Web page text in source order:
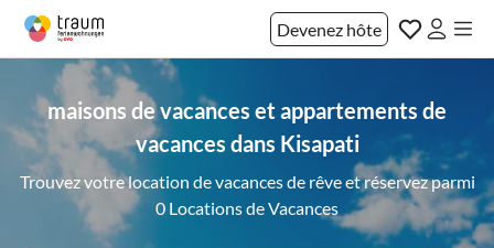
Devenez hôte
maisons de vacances et appartements de
vacances dans Kisapati
Trouvez votre location de vacances de rêve et réservez parmi
0 Locations de Vacances